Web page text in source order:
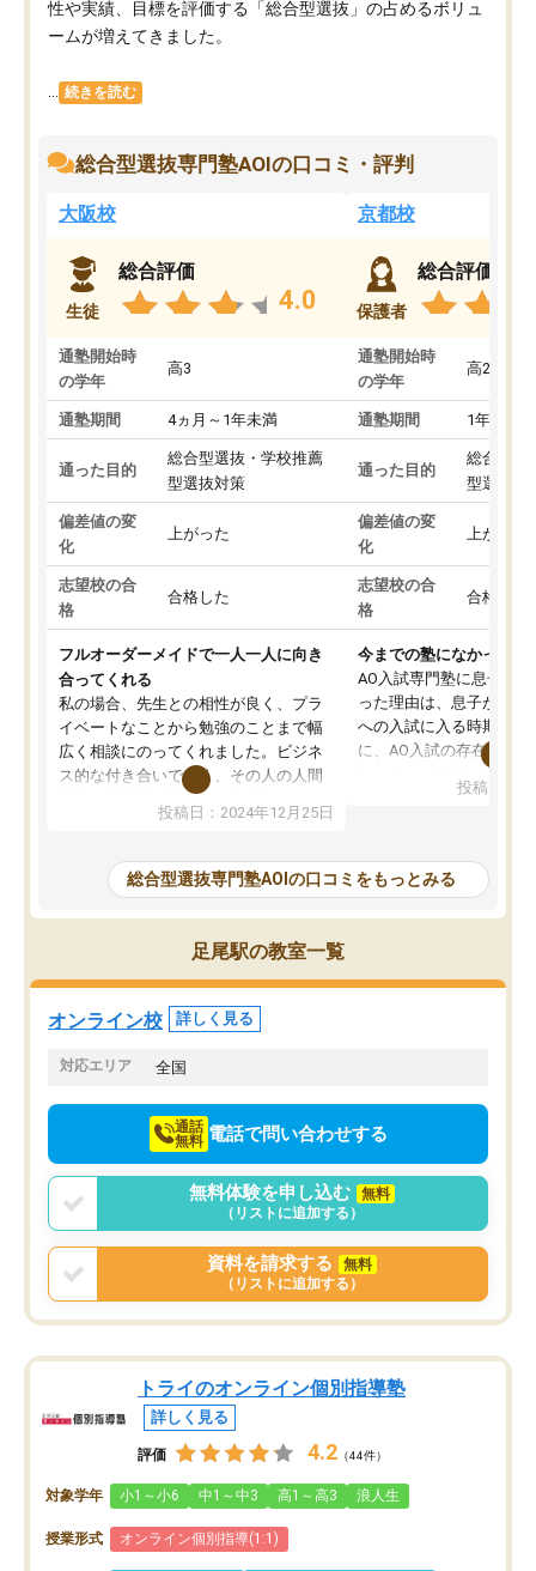
性や実績、目標を評価する「総合型選抜」の占めるボリュ
ームが増えてきました。
続きを読む
総合型選抜専門塾AOIの口コミ・評判
大阪校
生徒
総合評価
4.0
通塾開始時
の学年
高3
通塾期間 4ヵ月～1年未満
通った目的
総合型選抜・学校推薦
型選抜対策
偏差値の変
化
上がった
志望校の合
格
合格した
フルオーダーメイドで一人一人に向き
合ってくれる
私の場合、先生との相性が良く、プラ
イベートなことから勉強のことまで幅
広く相談にのってくれました。ビジネ
ス的な付き合いでなく、その人の人間
性までを適切に把握し、むきあってい
るなぁと強く感じることできました。
と相談すると、他の先生も紹介してく
ださり、客観的なアドバイスもいただ
くことができました（志望理由・自己
PR等の添削において）。そして、なに
より自習室が解放されている点がよか
ったです。友達と好きな時間に自習
し、お互いを高めあえる環境がありま
投稿日：2024年12月25日
京都校
保護者
総合評価
通塾開始時
の学年
高2
通塾期間 1年以上
通った目的
総合型選
型選抜対
偏差値の変
化
上がった
志望校の合
格
合格した
今までの塾になかった
AO入試専門塾に息子を
った理由は、息子が高校
への入試に入る時期に差
に、AO入試の存在を息
たことから、AOIに入塾
で、AO入試を改めて知
それに対しての具体的な
ことでした。更に子供の
けてらっしゃいますので
投稿日：
総合型選抜専門塾AOIの口コミをもっとみる
足尾駅の教室一覧
オンライン校 詳しく見る
対応エリア 全国
通話
無料 電話で問い合わせする
無料体験を申し込む
無料
（リストに追加する）
資料を請求する
無料
（リストに追加する）
トライのオンライン個別指導塾
詳しく見る
評価 4.2 （44件）
対象学年 小1～小6 中1～中3 高1～高3 浪人生
授業形式 オンライン個別指導(1:1)